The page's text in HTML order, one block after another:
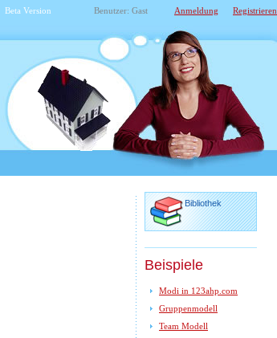
Beta Version Benutzer: Gast Anmeldung Registrieren
Bibliothek
Beispiele
Modi in 123ahp.com
Gruppenmodell
Team Modell